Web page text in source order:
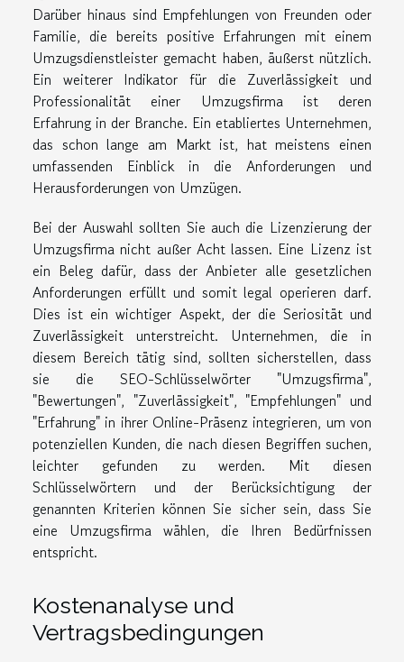
Darüber hinaus sind Empfehlungen von Freunden oder
Familie, die bereits positive Erfahrungen mit einem
Umzugsdienstleister gemacht haben, äußerst nützlich.
Ein weiterer Indikator für die Zuverlässigkeit und
Professionalität einer Umzugsfirma ist deren
Erfahrung in der Branche. Ein etabliertes Unternehmen,
das schon lange am Markt ist, hat meistens einen
umfassenden Einblick in die Anforderungen und
Herausforderungen von Umzügen.
Bei der Auswahl sollten Sie auch die Lizenzierung der
Umzugsfirma nicht außer Acht lassen. Eine Lizenz ist
ein Beleg dafür, dass der Anbieter alle gesetzlichen
Anforderungen erfüllt und somit legal operieren darf.
Dies ist ein wichtiger Aspekt, der die Seriosität und
Zuverlässigkeit unterstreicht. Unternehmen, die in
diesem Bereich tätig sind, sollten sicherstellen, dass
sie die SEO-Schlüsselwörter "Umzugsfirma",
"Bewertungen", "Zuverlässigkeit", "Empfehlungen" und
"Erfahrung" in ihrer Online-Präsenz integrieren, um von
potenziellen Kunden, die nach diesen Begriffen suchen,
leichter gefunden zu werden. Mit diesen
Schlüsselwörtern und der Berücksichtigung der
genannten Kriterien können Sie sicher sein, dass Sie
eine Umzugsfirma wählen, die Ihren Bedürfnissen
entspricht.
Kostenanalyse und
Vertragsbedingungen